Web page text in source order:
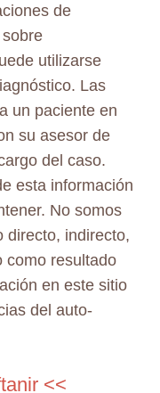
de
utilizarse
Las
un paciente en
su asesor de
del caso.
esta información
No somos
directo, indirecto,
como resultado
en este sitio
del auto-
<<